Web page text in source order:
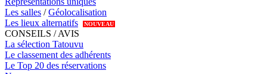
Les salles /Géolocalisation
Les lieux alternatifs
NOUVEAU
CONSEILS / AVIS
La sélection Tatouvu
Le classement des adhérents
Le Top 20 des réservations